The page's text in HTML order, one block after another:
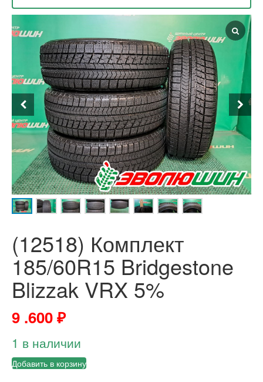
(12518) Комплект
185/60R15 Bridgestone
Blizzak VRX 5%
9 .600₽
1 в наличии
Добавить в корзину